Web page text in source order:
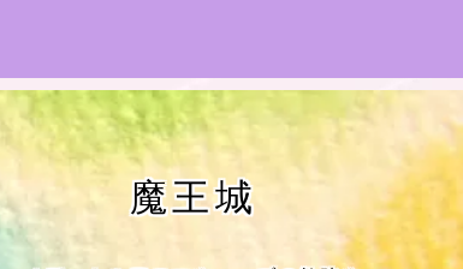
お知らせ
公式ウェブサイト『Botanical Study』
Cジャスミン瑠璃地楽の主な活動先リン
魔王城